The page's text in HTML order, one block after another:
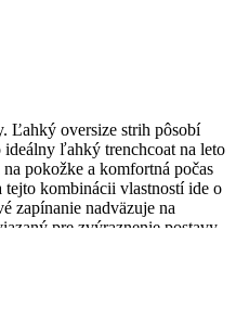
Ľahký oversize strih pôsobí
ľahký trenchcoat na leto
pokožke a komfortná počas
kombinácii vlastností ide o
zapínanie nadväzuje na
pre zvýraznenie postavy.
kapsulového
aj na voľný čas a ako
celý outfit bez
nosení. Celková